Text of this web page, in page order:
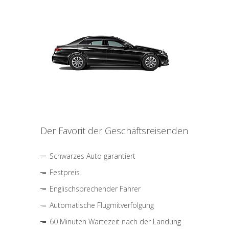
Der Favorit der Geschäftsreisenden
Schwarzes Auto garantiert
Festpreis
Englischsprechender Fahrer
Automatische Flugmitverfolgung
60 Minuten Wartezeit nach der Landung